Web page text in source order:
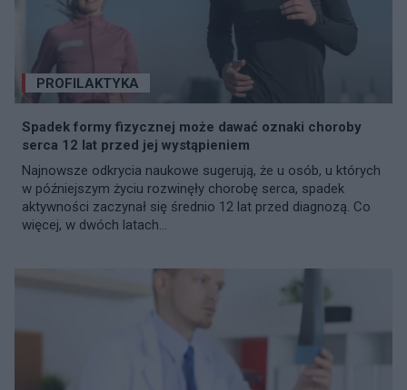
PROFILAKTYKA
Spadek formy fizycznej może dawać oznaki choroby
serca 12 lat przed jej wystąpieniem
Najnowsze odkrycia naukowe sugerują, że u osób, u których
w późniejszym życiu rozwinęły chorobę serca, spadek
aktywności zaczynał się średnio 12 lat przed diagnozą. Co
więcej, w dwóch latach...